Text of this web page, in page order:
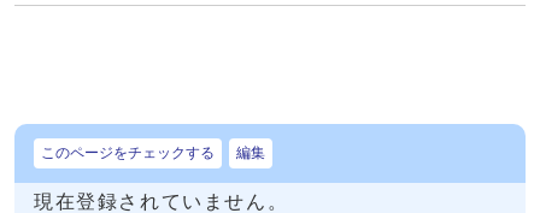
このページをチェックする 編集
現在登録されていません。